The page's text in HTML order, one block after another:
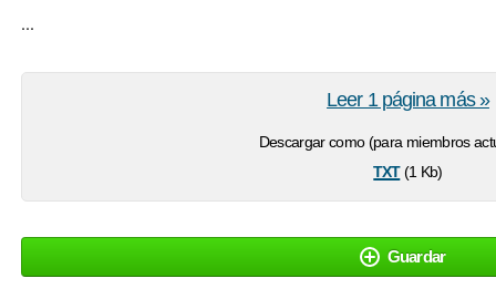
...
Descargar como (para miembros
txt(1 Kb)
Leer 1 página más »
Guardar